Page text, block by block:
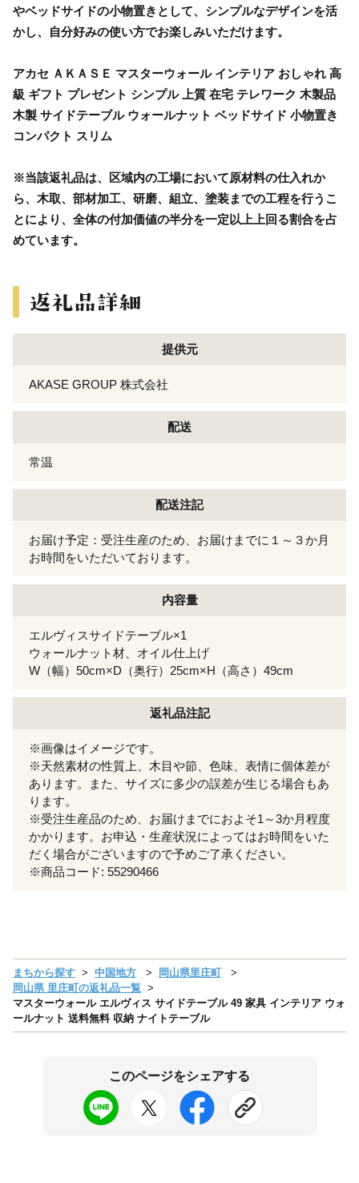
やベッドサイドの小物置きとして、シンプルなデザインを活
かし、自分好みの使い方でお楽しみいただけます。
アカセ ＡＫＡＳＥ マスターウォール インテリア おしゃれ 高
級 ギフト プレゼント シンプル 上質 在宅 テレワーク 木製品
木製 サイドテーブル ウォールナット ベッドサイド 小物置き
コンパクト スリム
※当該返礼品は、区域内の工場において原材料の仕入れか
ら、木取、部材加工、研磨、組立、塗装までの工程を行うこ
とにより、全体の付加価値の半分を一定以上上回る割合を占
めています。
提供元
AKASE GROUP 株式会社
配送
常温
配送注記
お届け予定：受注生産のため、お届けまでに１～３か月
お時間をいただいております。
内容量
エルヴィスサイドテーブル×1
ウォールナット材、オイル仕上げ
W（幅）50cm×D（奥行）25cm×H（高さ）49cm
返礼品注記
※画像はイメージです。
※天然素材の性質上、木目や節、色味、表情に個体差が
あります。また、サイズに多少の誤差が生じる場合もあ
ります。
※受注生産品のため、お届けまでにおよそ1～3か月程度
かかります。お申込・生産状況によってはお時間をいた
だく場合がございますので予めご了承ください。
※商品コード: 55290466
まちから探す 中国地方
岡山県里庄町
岡山県 里庄町の返礼品一覧
マスターウォール エルヴィス サイドテーブル 49 家具 インテリア ウォ
ールナット 送料無料 収納 ナイトテーブル
このページをシェアする